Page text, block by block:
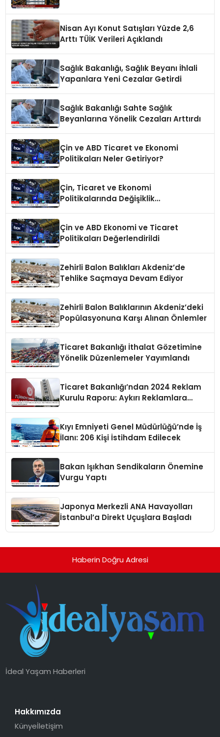
Nisan Ayı Konut Satışları Yüzde 2,6
Arttı TÜİK Verileri Açıklandı
Sağlık Bakanlığı, Sağlık Beyanı İhlali
Yapanlara Yeni Cezalar Getirdi
Sağlık Bakanlığı Sahte Sağlık
Beyanlarına Yönelik Cezaları Arttırdı
Çin ve ABD Ticaret ve Ekonomi
Politikaları Neler Getiriyor?
Çin, Ticaret ve Ekonomi
Politikalarında Değişiklik
Çin ve ABD Ekonomi ve Ticaret
Politikaları Değerlendirildi
Zehirli Balon Balıkları Akdeniz’de
Tehlike Saçmaya Devam Ediyor
Zehirli Balon Balıklarının Akdeniz’deki
Popülasyonuna Karşı Alınan Önlemler
Ticaret Bakanlığı İthalat Gözetimine
Yönelik Düzenlemeler Yayımlandı
Ticaret Bakanlığı’ndan 2024 Reklam
Kurulu Raporu: Aykırı Reklamlara
Kıyı Emniyeti Genel Müdürlüğü’nde İş
İlanı: 206 Kişi İstihdam Edilecek
Bakan Işıkhan Sendikaların Önemine
Vurgu Yaptı
Japonya Merkezli ANA Havayolları
İstanbul’a Direkt Uçuşlara Başladı
Haberin Doğru Adresi
İdeal Yaşam Haberleri
Hakkımızda
Künyeİletişim